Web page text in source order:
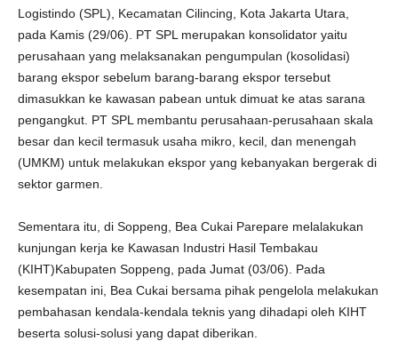
Logistindo (SPL), Kecamatan Cilincing, Kota Jakarta Utara,
pada Kamis (29/06). PT SPL merupakan konsolidator yaitu
perusahaan yang melaksanakan pengumpulan (kosolidasi)
barang ekspor sebelum barang-barang ekspor tersebut
dimasukkan ke kawasan pabean untuk dimuat ke atas sarana
pengangkut. PT SPL membantu perusahaan-perusahaan skala
besar dan kecil termasuk usaha mikro, kecil, dan menengah
(UMKM) untuk melakukan ekspor yang kebanyakan bergerak di
sektor garmen.
Sementara itu, di Soppeng, Bea Cukai Parepare melalakukan
kunjungan kerja ke Kawasan Industri Hasil Tembakau
(KIHT)Kabupaten Soppeng, pada Jumat (03/06). Pada
kesempatan ini, Bea Cukai bersama pihak pengelola melakukan
pembahasan kendala-kendala teknis yang dihadapi oleh KIHT
beserta solusi-solusi yang dapat diberikan.